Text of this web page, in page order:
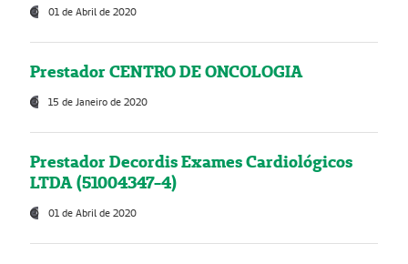
01 de Abril de 2020
Prestador CENTRO DE ONCOLOGIA
15 de Janeiro de 2020
Prestador Decordis Exames Cardiológicos
LTDA (51004347-4)
01 de Abril de 2020